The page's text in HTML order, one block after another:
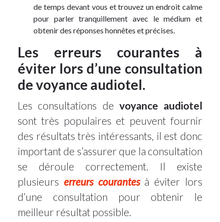
de temps devant vous et trouvez un endroit calme
pour parler tranquillement avec le médium et
obtenir des réponses honnêtes et précises.
Les erreurs courantes à
éviter lors d’une consultation
de voyance audiotel.
Les consultations de voyance audiotel
sont très populaires et peuvent fournir
des résultats très intéressants, il est donc
important de s’assurer que la consultation
se déroule correctement. Il existe
plusieurs erreurs courantesà éviter lors
d’une consultation pour obtenir le
meilleur résultat possible.